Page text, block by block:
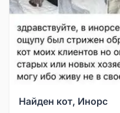
Найден кот, Инорс